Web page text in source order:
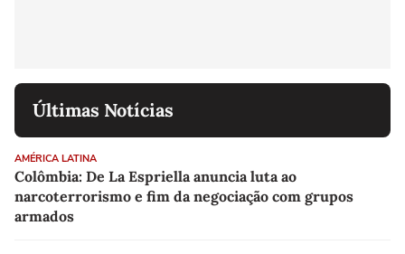
Últimas Notícias
AMÉRICA LATINA
Colômbia: De La Espriella anuncia luta ao
narcoterrorismo e fim da negociação com grupos
armados